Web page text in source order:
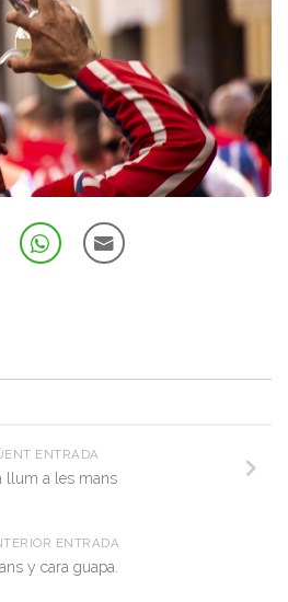
ENTRADA
llum a les mans
ENTRADA
y cara guapa.